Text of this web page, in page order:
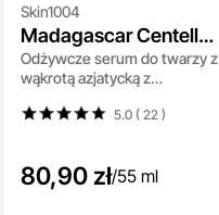
Skin1004
Madagascar Centella
Ampoule
Odżywcze serum do twarzy z
wąkrotą azjatycką z
5.0 ( 22 )
80,90 zł/55 ml